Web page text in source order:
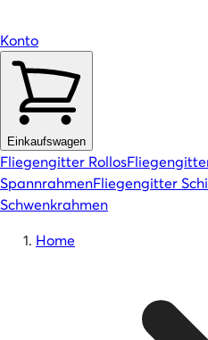
Konto
Einkaufswagen
Fliegengitter Rollos
SpannrahmenFliegengitter
Schwenkrahmen
Home